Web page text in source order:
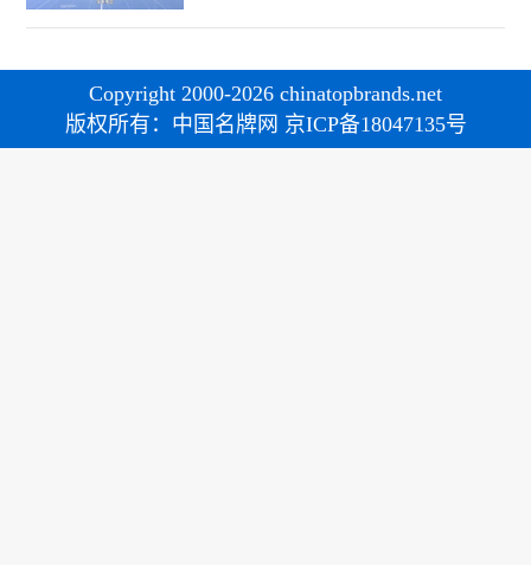
Copyright 2000-2026 chinatopbrands.net
版权所有：中国名牌网 京ICP备18047135号